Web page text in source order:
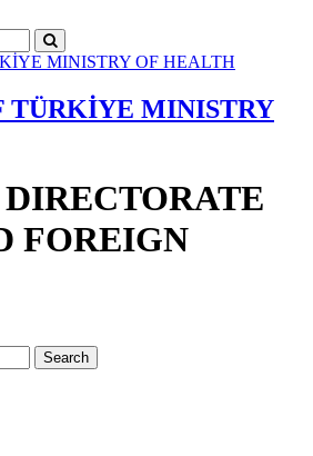
TÜRKİYE MINISTRY
FOREIGN
Search